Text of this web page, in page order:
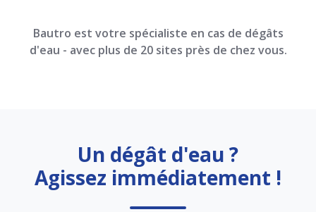
Bautro est votre spécialiste en cas de dégâts
d'eau - avec plus de 20 sites près de chez vous.
Un dégât d'eau ?
Agissez immédiatement !